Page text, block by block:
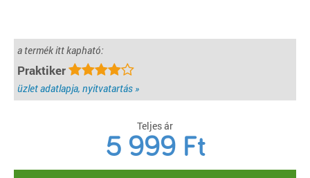
a termék itt kapható:
Praktiker
üzlet adatlapja, nyitvatartás »
Teljes ár
5 999 Ft